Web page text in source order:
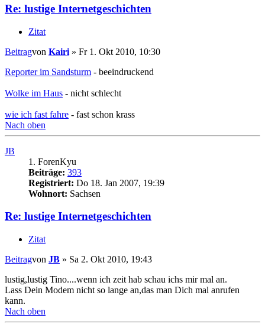
Re: lustige Internetgeschichten
Zitat
Beitragvon Kairi » Fr 1. Okt 2010, 10:30
Reporter im Sandsturm - beeindruckend
Wolke im Haus - nicht schlecht
wie ich fast fahre - fast schon krass
Nach oben
JB
1. ForenKyu
Beiträge: 393
Registriert: Do 18. Jan 2007, 19:39
Wohnort: Sachsen
Re: lustige Internetgeschichten
Zitat
Beitragvon JB » Sa 2. Okt 2010, 19:43
lustig,lustig Tino....wenn ich zeit hab schau ichs mir mal an.
Lass Dein Modem nicht so lange an,das man Dich mal anrufen
kann.
Nach oben